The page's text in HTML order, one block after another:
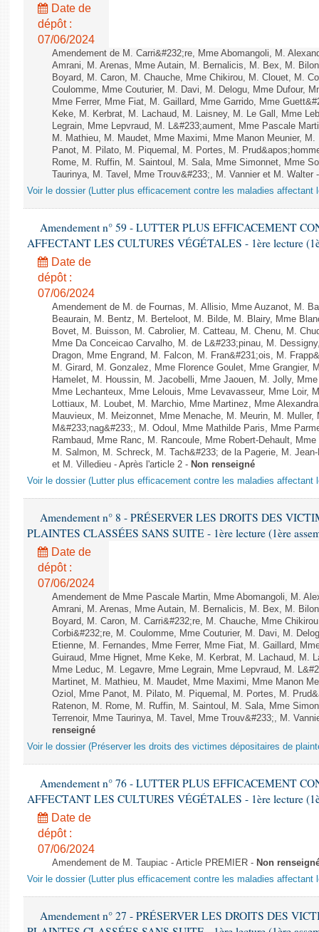
Date de
dépôt :
07/06/2024
Amendement de M. Carri&#232;re, Mme Abomangoli, M.
Amrani, M. Arenas, Mme Autain, M. Bernalicis, M. Bex, M.
Boyard, M. Caron, M. Chauche, Mme Chikirou, M. Clouet, M.
Coulomme, Mme Couturier, M. Davi, M. Delogu, Mme Dufour,
Mme Ferrer, Mme Fiat, M. Gaillard, Mme Garrido, Mme
Keke, M. Kerbrat, M. Lachaud, M. Laisney, M. Le Gall, Mme
Legrain, Mme Lepvraud, M. L&#233;aument, Mme Pascale
M. Mathieu, M. Maudet, Mme Maximi, Mme Manon Meunier,
Panot, M. Pilato, M. Piquemal, M. Portes, M.
Rome, M. Ruffin, M. Saintoul, M. Sala, Mme Simonnet, Mme
Taurinya, M. Tavel, Mme Trouv&#233;, M. Vannier et M.
Voir le dossier (Lutter plus efficacement contre les maladies affectant
Amendement n° 59 - LUTTER PLUS EFFICACEMENT
AFFECTANT LES CULTURES VÉGÉTALES - 1ère lecture
Date de
dépôt :
07/06/2024
Amendement de M. de Fournas, M. Allisio, Mme Auzanot, M.
Beaurain, M. Bentz, M. Berteloot, M. Bilde, M. Blairy, Mme
Bovet, M. Buisson, M. Cabrolier, M. Catteau, M. Chenu, M.
Mme Da Conceicao Carvalho, M. de L&#233;pinau, M.
Dragon, Mme Engrand, M. Falcon, M. Fran&#231;ois, M.
M. Girard, M. Gonzalez, Mme Florence Goulet, Mme Grangier,
Hamelet, M. Houssin, M. Jacobelli, Mme Jaouen, M. Jolly,
Mme Lechanteux, Mme Lelouis, Mme Levavasseur, Mme Loir,
Lottiaux, M. Loubet, M. Marchio, Mme Martinez, Mme
Mauvieux, M. Meizonnet, Mme Menache, M. Meurin, M. Muller,
M&#233;nag&#233;, M. Odoul, Mme Mathilde Paris, Mme
Rambaud, Mme Ranc, M. Rancoule, Mme Robert-Dehault,
M. Salmon, M. Schreck, M. Tach&#233; de la Pagerie, M.
et M. Villedieu - Après l'article 2 - Non renseigné
Voir le dossier (Lutter plus efficacement contre les maladies affectant
Amendement n° 8 - PRÉSERVER LES DROITS DES
PLAINTES CLASSÉES SANS SUITE - 1ère lecture (1ère
Date de
dépôt :
07/06/2024
Amendement de Mme Pascale Martin, Mme Abomangoli, M.
Amrani, M. Arenas, Mme Autain, M. Bernalicis, M. Bex, M.
Boyard, M. Caron, M. Carri&#232;re, M. Chauche, Mme
Corbi&#232;re, M. Coulomme, Mme Couturier, M. Davi, M.
Etienne, M. Fernandes, Mme Ferrer, Mme Fiat, M. Gaillard,
Guiraud, Mme Hignet, Mme Keke, M. Kerbrat, M. Lachaud, M.
Mme Leduc, M. Legavre, Mme Legrain, Mme Lepvraud, M.
Martinet, M. Mathieu, M. Maudet, Mme Maximi, Mme Manon
Oziol, Mme Panot, M. Pilato, M. Piquemal, M. Portes, M.
Ratenon, M. Rome, M. Ruffin, M. Saintoul, M. Sala, Mme
Terrenoir, Mme Taurinya, M. Tavel, Mme Trouv&#233;, M.
renseigné
Voir le dossier (Préserver les droits des victimes dépositaires de
Amendement n° 76 - LUTTER PLUS EFFICACEMENT
AFFECTANT LES CULTURES VÉGÉTALES - 1ère lecture
Date de
dépôt :
07/06/2024
Amendement de M. Taupiac - Article PREMIER - Non
Voir le dossier (Lutter plus efficacement contre les maladies affectant
Amendement n° 27 - PRÉSERVER LES DROITS DES